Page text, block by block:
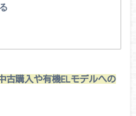
古購入や有機ELモデルへの